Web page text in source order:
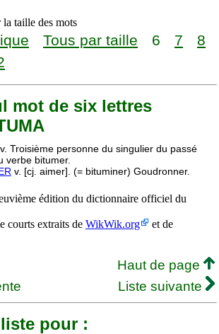
taille des mots
Tous par taille 6 7
8
mot de six lettres
v. Troisième personne du singulier du passé
verbe bitumer.
v. [cj. aimer]. (= bituminer) Goudronner.
édition du dictionnaire officiel du
courts extraits de WikWik.org
et de
Haut de page
Liste suivante
pour :